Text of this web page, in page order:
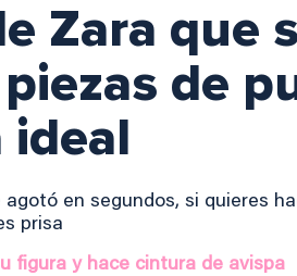
Zara que
de
ideal
en segundos, si quieres
prisa
figura y hace cintura de avispa